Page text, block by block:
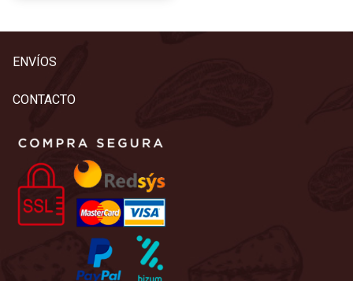
tiene
elegir
la
de
producto
ENVÍOS
CONTACTO